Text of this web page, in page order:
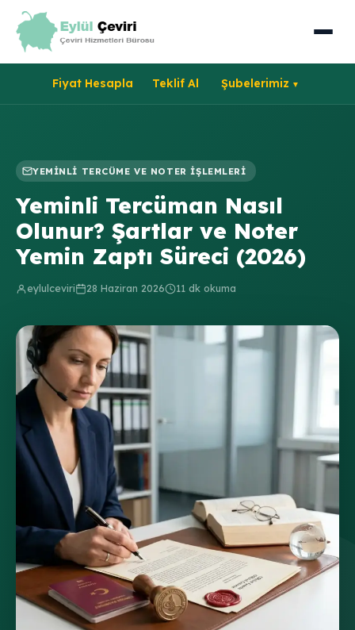
Fiyat Hesapla Teklif Al Şubelerimiz
YEMINLI TERCÜME VE NOTER İŞLEMLERI
Yeminli Tercüman Nasıl
Olunur? Şartlar ve Noter
Yemin Zaptı Süreci (2026)
eylulceviri 28 Haziran 2026 11 dk okuma